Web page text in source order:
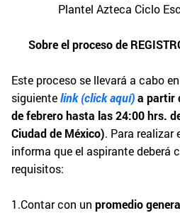
Plantel Azteca Ciclo
Sobre el proceso de
Este proceso se llevará a cabo
siguientelink (click aquí)a partir
de febrero hasta las 24:00 hrs.
Ciudad de México). Para realizar
informa que el aspirante deberá
requisitos:
1.Contar con un promedio